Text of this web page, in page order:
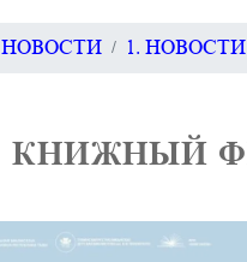
НОВОСТИ 1.
КНИЖНЫЙ